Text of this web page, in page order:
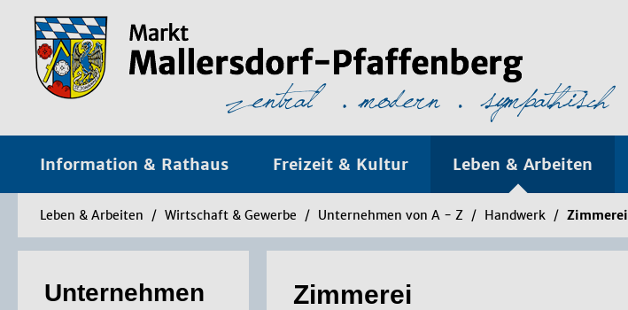
Information & Rathaus Freizeit & Kultur Leben & Arbeiten
Leben & Arbeiten / Wirtschaft & Gewerbe / Unternehmen von A - Z / Handwerk / Zimmerei
Zim­me­rei
Unternehmen